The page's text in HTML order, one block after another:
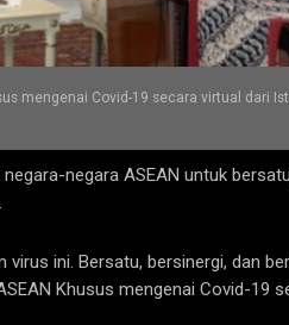
mengenai Covid-19 secara virtual dari
negara ASEAN untuk
ini. Bersatu, bersinergi, dan
Khusus mengenai Covid-19